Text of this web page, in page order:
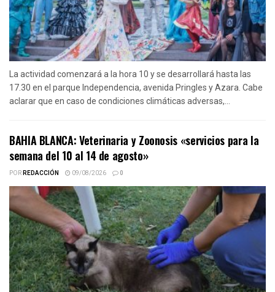
La actividad comenzará a la hora 10 y se desarrollará hasta las
17.30 en el parque Independencia, avenida Pringles y Azara. Cabe
aclarar que en caso de condiciones climáticas adversas,...
BAHIA BLANCA: Veterinaria y Zoonosis «servicios para la
semana del 10 al 14 de agosto»
PORREDACCIÓN 09/08/2026 0